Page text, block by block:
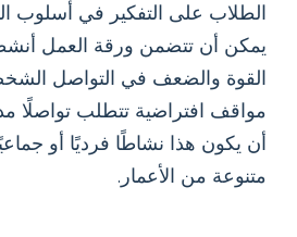
الطلاب على التفكير في أسلوب
يمكن أن تتضمن ورقة العمل
القوة والضعف في التواصل
مواقف افتراضية تتطلب تواصلًا
أن يكون هذا نشاطًا فرديًا أو
متنوعة من الأعمار.